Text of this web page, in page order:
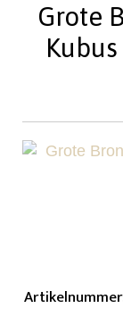
Grote
Artikelnummer